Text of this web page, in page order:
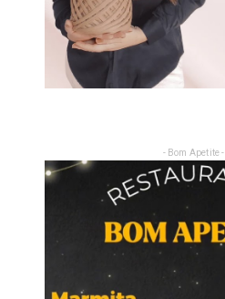
- Bom Apetite -